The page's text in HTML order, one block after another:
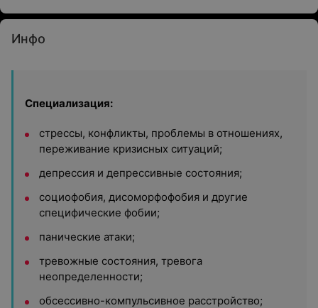
Инфо
Специализация:
стрессы, конфликты, проблемы в отношениях,
переживание кризисных ситуаций;
депрессия и депрессивные состояния;
социофобия, дисоморфофобия и другие
специфические фобии;
панические атаки;
тревожные состояния, тревога
неопределенности;
обсессивно-компульсивное расстройство;